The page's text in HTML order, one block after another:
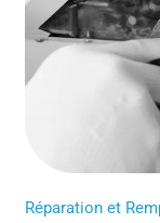
Réparation et